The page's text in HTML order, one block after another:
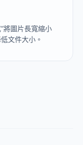
將圖片長寬縮小
文件大小。